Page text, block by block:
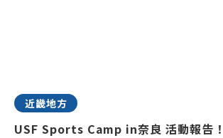
近畿地方
USF Sports Camp in奈良 活動報告！